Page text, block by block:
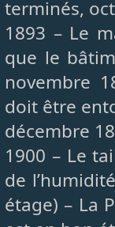
terminés,
1893 – Le
que le
novembre
doit être
décembre
1900 – Le
de
étage) – La